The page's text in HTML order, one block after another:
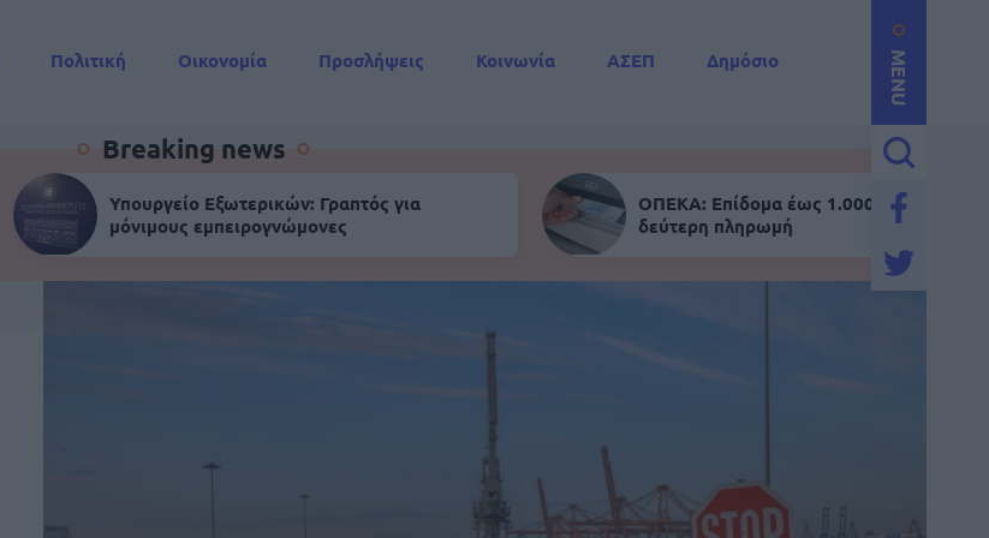
MENU
Πολιτική Οικονομία Προσλήψεις Κοινωνία ΑΣΕΠ
Δημόσιο
Breaking news
Υπουργείο Εξωτερικών: Γραπτός για
μόνιμους εμπειρογνώμονες
ΟΠΕΚΑ: Επίδομα έως 1.000 ευρώ -
δεύτερη πληρωμή